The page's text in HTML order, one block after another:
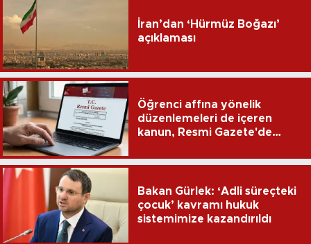
İran’dan ‘Hürmüz Boğazı’
açıklaması
Öğrenci affına yönelik
düzenlemeleri de içeren
kanun, Resmi Gazete'de
Bakan Gürlek: ‘Adli süreçteki
çocuk’ kavramı hukuk
sistemimize kazandırıldı